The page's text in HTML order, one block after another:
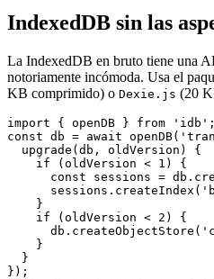
IndexedDB sin las
La IndexedDB en bruto tiene una
notoriamente incómoda. Usa el
KB comprimido) o Dexie.js (20
import { openDB } from 'idb';
const db = await
  upgrade(db, oldVersion) {
    if (oldVersion < 1) {
const sessions =
    }
    if (oldVersion < 2) {
    }
  }
});